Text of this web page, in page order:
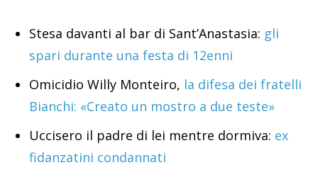
Stesa davanti al bar di Sant’Anastasia: gli
spari durante una festa di 12enni
Omicidio Willy Monteiro, la difesa dei fratelli
Bianchi: «Creato un mostro a due teste»
Uccisero il padre di lei mentre dormiva: ex
fidanzatini condannati